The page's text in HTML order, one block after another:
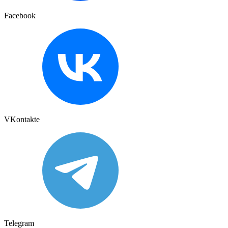
Facebook
VKontakte
Telegram